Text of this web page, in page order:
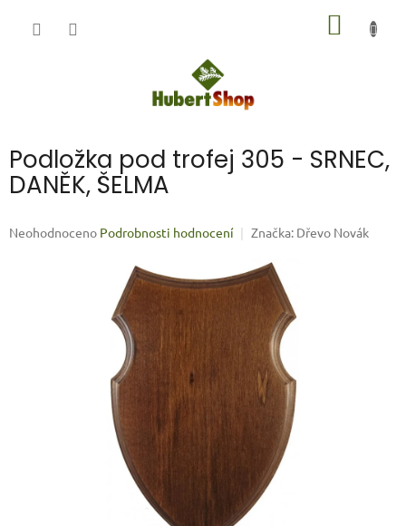
Podložka pod trofej 305 - SRNEC,
DANĚK, ŠELMA
Průměrné
Neohodnoceno Podrobnosti hodnocení Značka: Dřevo Novák